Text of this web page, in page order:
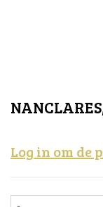
Log in om de